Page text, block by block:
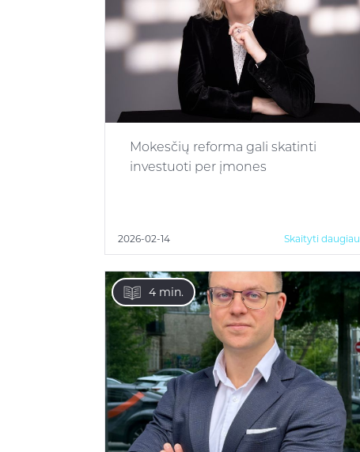
Mokesčių reforma gali skatinti
investuoti per įmones
2026-02-14 Skaityti daugiau
4 min.